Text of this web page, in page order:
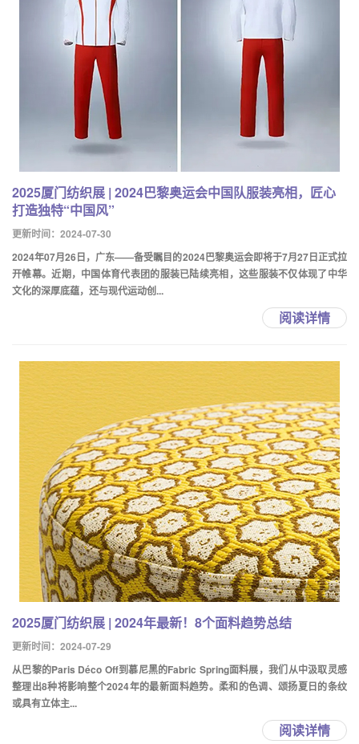
2025厦门纺织展 | 2024巴黎奥运会中国队服装亮相，匠心
打造独特“中国风”
更新时间：2024-07-30
2024年07月26日，广东——备受瞩目的2024巴黎奥运会即将于7月27日正式拉
开帷幕。近期，中国体育代表团的服装已陆续亮相，这些服装不仅体现了中华
文化的深厚底蕴，还与现代运动创...
阅读详情
2025厦门纺织展 | 2024年最新！8个面料趋势总结
更新时间：2024-07-29
从巴黎的Paris Déco Off到慕尼黑的Fabric Spring面料展，我们从中汲取灵感
整理出8种将影响整个2024年的最新面料趋势。柔和的色调、颂扬夏日的条纹
或具有立体主...
阅读详情